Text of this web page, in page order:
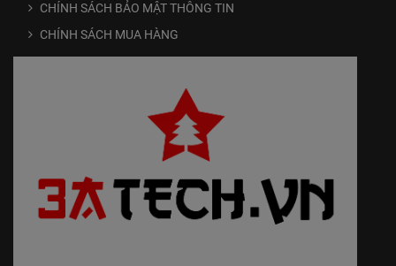
CHÍNH SÁCH BẢO MẬT THÔNG TIN
CHÍNH SÁCH MUA HÀNG